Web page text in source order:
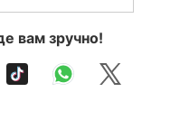
вам зручно!